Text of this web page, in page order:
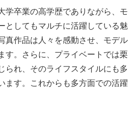
学卒業の高学歴でありながら、モ
としてもマルチに活躍している魅
真作品は人々を感動させ、モデル
す。さらに、プライベートでは栗
られ、そのライフスタイルにも多
ます。これからも多方面での活躍